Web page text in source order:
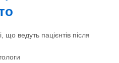
що ведуть пацієнтів після